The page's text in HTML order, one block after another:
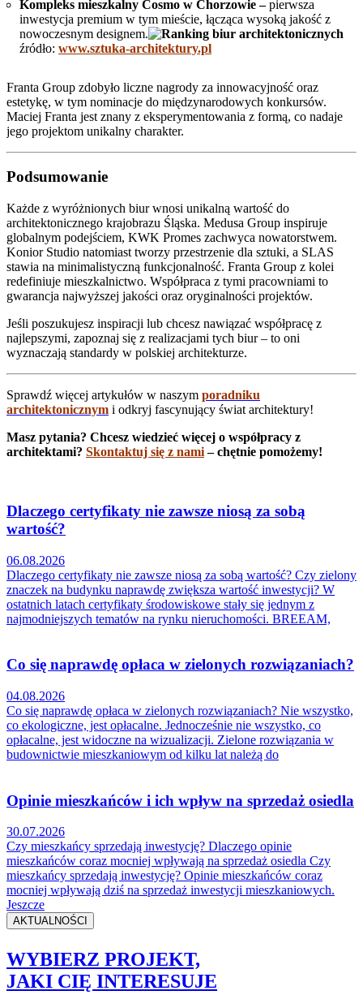
Kompleks mieszkalny Cosmo w Chorzowie –pierwsza
inwestycja premium w tym mieście, łącząca wysoką jakość z
nowoczesnym designem.
źródło: www.sztuka-architektury.pl
Franta Group zdobyło liczne nagrody za innowacyjność oraz
estetykę, w tym nominacje do międzynarodowych konkursów.
Maciej Franta jest znany z eksperymentowania z formą, co nadaje
jego projektom unikalny charakter.
Podsumowanie
Każde z wyróżnionych biur wnosi unikalną wartość do
architektonicznego krajobrazu Śląska. Medusa Group inspiruje
globalnym podejściem, KWK Promes zachwyca nowatorstwem.
Konior Studio natomiast tworzy przestrzenie dla sztuki, a SLAS
stawia na minimalistyczną funkcjonalność. Franta Group z kolei
redefiniuje mieszkalnictwo. Współpraca z tymi pracowniami to
gwarancja najwyższej jakości oraz oryginalności projektów.
Jeśli poszukujesz inspiracji lub chcesz nawiązać współpracę z
najlepszymi, zapoznaj się z realizacjami tych biur – to oni
wyznaczają standardy w polskiej architekturze.
Sprawdź więcej artykułów w naszym poradniku
architektonicznym i odkryj fascynujący świat architektury!
Masz pytania? Chcesz wiedzieć więcej o współpracy z
architektami? Skontaktuj się z nami– chętnie pomożemy!
Dlaczego certyfikaty nie zawsze niosą za sobą
wartość?
06.08.2026
Dlaczego certyfikaty nie zawsze niosą za sobą wartość? Czy zielony
znaczek na budynku naprawdę zwiększa wartość inwestycji? W
ostatnich latach certyfikaty środowiskowe stały się jednym z
najmodniejszych tematów na rynku nieruchomości. BREEAM,
Co się naprawdę opłaca w zielonych rozwiązaniach?
04.08.2026
Co się naprawdę opłaca w zielonych rozwiązaniach? Nie wszystko,
co ekologiczne, jest opłacalne. Jednocześnie nie wszystko, co
opłacalne, jest widoczne na wizualizacji. Zielone rozwiązania w
budownictwie mieszkaniowym od kilku lat należą do
Opinie mieszkańców i ich wpływ na sprzedaż osiedla
30.07.2026
Czy mieszkańcy sprzedają inwestycję? Dlaczego opinie
mieszkańców coraz mocniej wpływają na sprzedaż osiedla Czy
mieszkańcy sprzedają inwestycję? Opinie mieszkańców coraz
mocniej wpływają dziś na sprzedaż inwestycji mieszkaniowych.
Jeszcze
AKTUALNOŚCI
WYBIERZ PROJEKT,
JAKI CIĘ INTERESUJE